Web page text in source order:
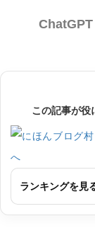
この記事が役
ランキングを見